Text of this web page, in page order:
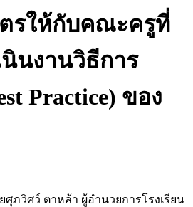
รให้กับคณะครูที่
นงานวิธีการ
Practice) ของ
ศุภวิศว์ ตาหล้า ผู้อำนวยการโรงเรียน